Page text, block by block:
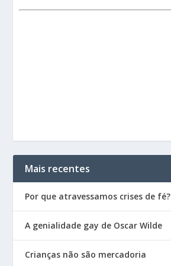
Mais recentes
Por que atravessamos crises de fé?
A genialidade gay de Oscar Wilde
Crianças não são mercadoria